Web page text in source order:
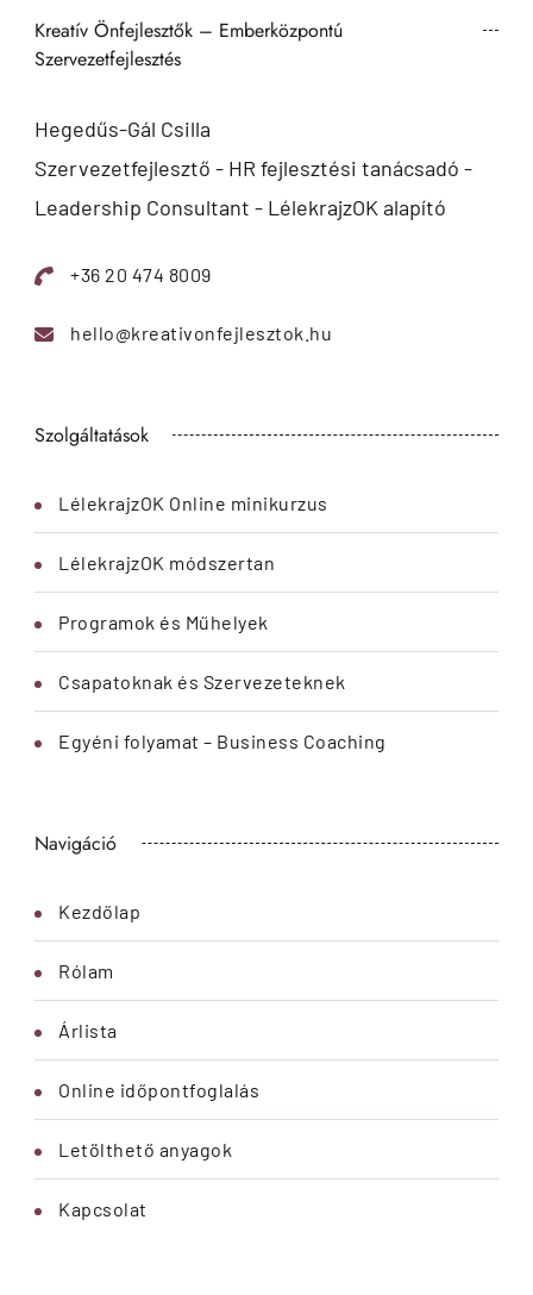
Kreatív Önfejlesztők – Emberközpontú
Szervezetfejlesztés
Hegedűs-Gál Csilla
Szervezetfejlesztő - HR fejlesztési tanácsadó -
Leadership Consultant - LélekrajzOK alapító
+36 20 474 8009
hello@kreativonfejlesztok.hu
Szolgáltatások
LélekrajzOK Online minikurzus
LélekrajzOK módszertan
Programok és Műhelyek
Csapatoknak és Szervezeteknek
Egyéni folyamat – Business Coaching
Navigáció
Kezdőlap
Rólam
Árlista
Online időpontfoglalás
Letölthető anyagok
Kapcsolat